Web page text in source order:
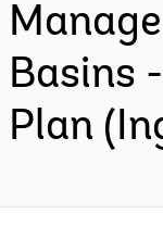
Basins
Plan